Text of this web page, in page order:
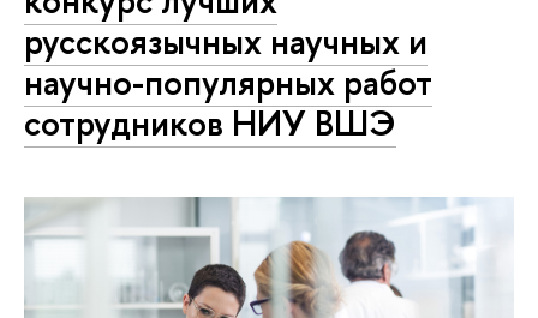
русскоязычных научных и
научно-популярных работ
сотрудников НИУ ВШЭ